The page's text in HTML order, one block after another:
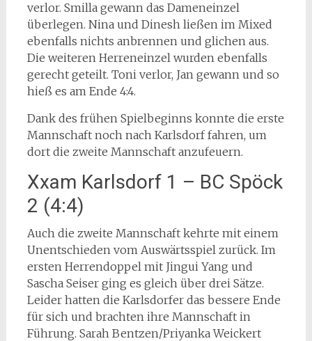
verlor. Smilla gewann das Dameneinzel
überlegen. Nina und Dinesh ließen im Mixed
ebenfalls nichts anbrennen und glichen aus.
Die weiteren Herreneinzel wurden ebenfalls
gerecht geteilt. Toni verlor, Jan gewann und so
hieß es am Ende 4:4.
Dank des frühen Spielbeginns konnte die erste
Mannschaft noch nach Karlsdorf fahren, um
dort die zweite Mannschaft anzufeuern.
Xxam Karlsdorf 1 – BC Spöck
2 (4:4)
Auch die zweite Mannschaft kehrte mit einem
Unentschieden vom Auswärtsspiel zurück. Im
ersten Herrendoppel mit Jingui Yang und
Sascha Seiser ging es gleich über drei Sätze.
Leider hatten die Karlsdorfer das bessere Ende
für sich und brachten ihre Mannschaft in
Führung. Sarah Bentzen/Priyanka Weickert